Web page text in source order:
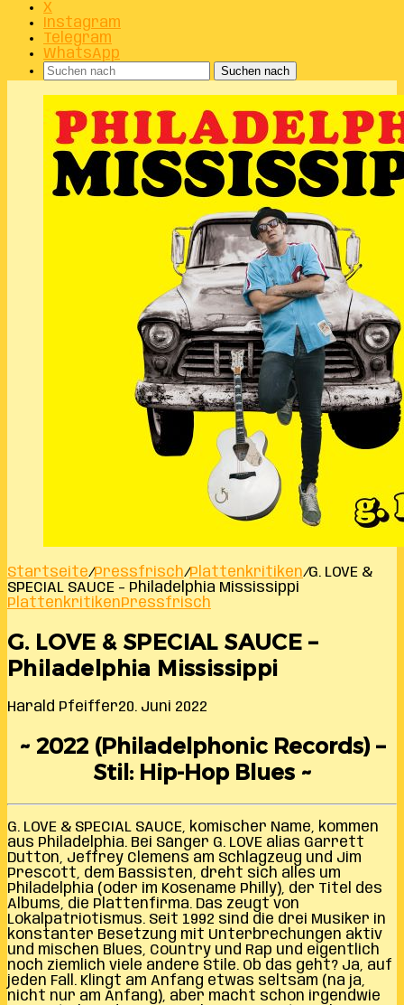
X
Instagram
Telegram
WhatsApp
Suchen nach
Startseite/Pressfrisch/Plattenkritiken/G. LOVE &
SPECIAL SAUCE – Philadelphia Mississippi
PlattenkritikenPressfrisch
G. LOVE & SPECIAL SAUCE –
Philadelphia Mississippi
Harald Pfeiffer20. Juni 2022
~ 2022 (Philadelphonic Records) –
Stil: Hip-Hop Blues ~
G. LOVE & SPECIAL SAUCE, komischer Name, kommen
aus Philadelphia. Bei Sänger G. LOVE alias Garrett
Dutton, Jeffrey Clemens am Schlagzeug und Jim
Prescott, dem Bassisten, dreht sich alles um
Philadelphia (oder im Kosename Philly), der Titel des
Albums, die Plattenfirma. Das zeugt von
Lokalpatriotismus. Seit 1992 sind die drei Musiker in
konstanter Besetzung mit Unterbrechungen aktiv
und mischen Blues, Country und Rap und eigentlich
noch ziemlich viele andere Stile. Ob das geht? Ja, auf
jeden Fall. Klingt am Anfang etwas seltsam (na ja,
nicht nur am Anfang), aber macht schon irgendwie